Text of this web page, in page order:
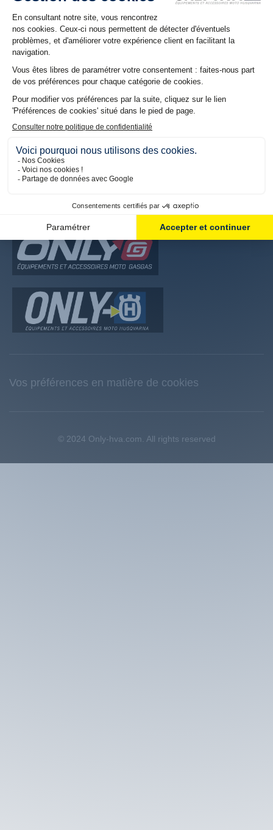
INFORMATIONS
Contactez-nous
Magasins
Identifiant
Mon compte
Mes commandes
Mes Informations
NOS AUTRES BOUTIQUES
Vos préférences en matière de cookies
© 2024 Only-hva.com. All rights reserved